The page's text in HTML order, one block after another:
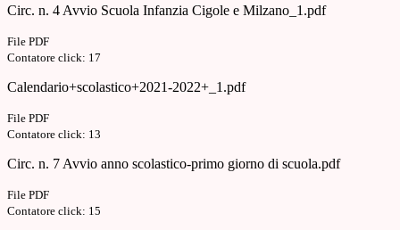
Circ. n. 4 Avvio Scuola Infanzia Cigole e Milzano_1.pdf
File PDF
Contatore click: 17
Calendario+scolastico+2021-2022+_1.pdf
File PDF
Contatore click: 13
Circ. n. 7 Avvio anno scolastico-primo giorno di scuola.pdf
File PDF
Contatore click: 15